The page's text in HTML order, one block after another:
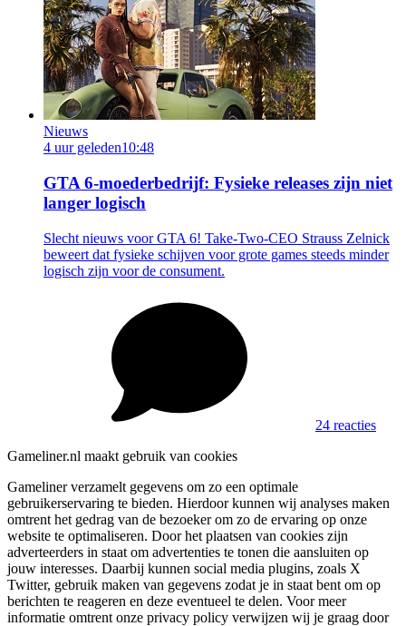
Nieuws
4 uur geleden10:48
GTA 6-moederbedrijf: Fysieke releases zijn niet
langer logisch
Slecht nieuws voor GTA 6! Take-Two-CEO Strauss Zelnick
beweert dat fysieke schijven voor grote games steeds minder
logisch zijn voor de consument.
24 reacties
Gameliner.nl maakt gebruik van cookies
Gameliner verzamelt gegevens om zo een optimale
gebruikerservaring te bieden. Hierdoor kunnen wij analyses maken
omtrent het gedrag van de bezoeker om zo de ervaring op onze
website te optimaliseren. Door het plaatsen van cookies zijn
adverteerders in staat om advertenties te tonen die aansluiten op
jouw interesses. Daarbij kunnen social media plugins, zoals X
Twitter, gebruik maken van gegevens zodat je in staat bent om op
berichten te reageren en deze eventueel te delen. Voor meer
informatie omtrent onze privacy policy verwijzen wij je graag door